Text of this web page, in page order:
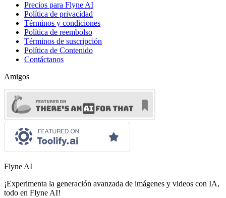
Precios para Flyne AI
Política de privacidad
Términos y condiciones
Política de reembolso
Términos de suscripción
Política de Contenido
Contáctanos
Amigos
Flyne AI
¡Experimenta la generación avanzada de imágenes y videos con IA,
todo en Flyne AI!